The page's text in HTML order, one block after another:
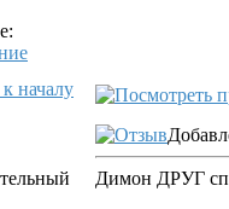
началу
Димон ДРУГ